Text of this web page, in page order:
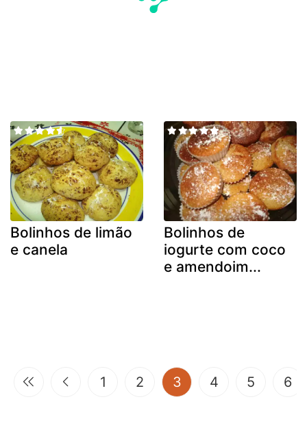
Bolinhos de limão
e canela
Bolinhos de
iogurte com coco
e amendoim...
1 2 3(current)
4 5 6